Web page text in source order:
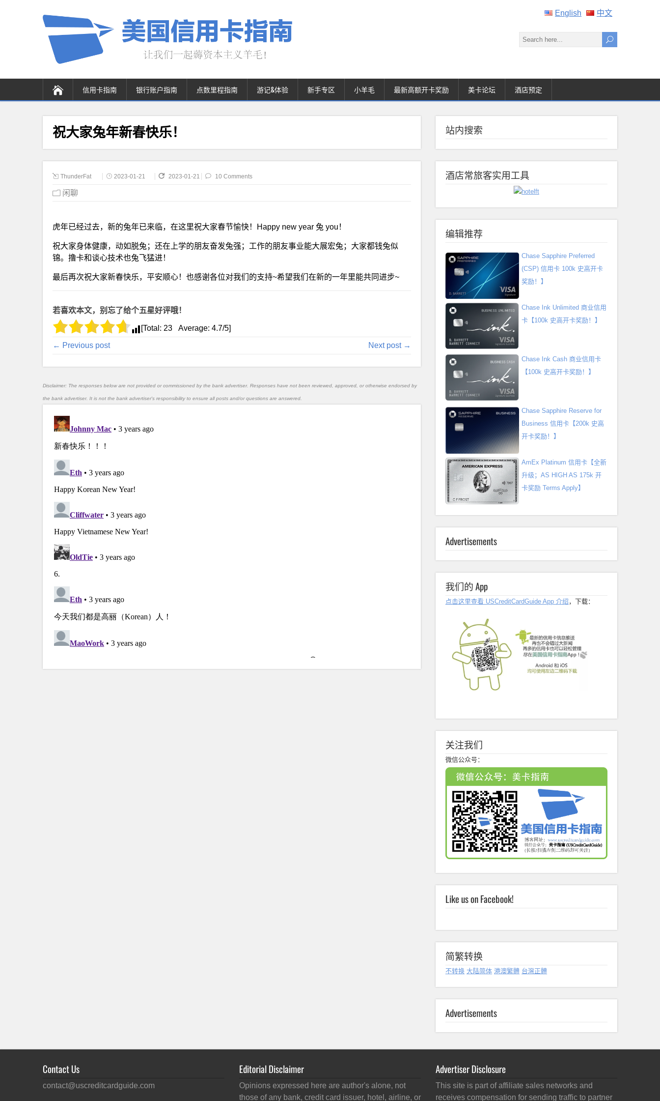
English 中文
信用卡指南 银行账户指南 点数里程指南 游记&体验 新手专区 小羊毛 最新高额开卡奖励 美卡论坛 酒店预定
祝大家兔年新春快乐！
ThunderFat 2023-01-21 2023-01-21 10 Comments
闲聊
虎年已经过去，新的兔年已来临，在这里祝大家春节愉快！Happy new year 兔 you！
祝大家身体健康，动如脱兔；还在上学的朋友奋发兔强；工作的朋友事业能大展宏兔；大家都钱兔似
锦。撸卡和谈心技术也兔飞猛进！
最后再次祝大家新春快乐，平安顺心！也感谢各位对我们的支持~希望我们在新的一年里能共同进步~
若喜欢本文，别忘了给个五星好评哦！
[Total: 23 Average: 4.7/5]
← Previous post Next post →
Disclaimer: The responses below are not provided or commissioned by the bank advertiser. Responses have not been reviewed, approved, or otherwise endorsed by
the bank advertiser. It is not the bank advertiser's responsibility to ensure all posts and/or questions are answered.
站内搜索
酒店常旅客实用工具
编辑推荐
Chase Sapphire Preferred
(CSP) 信用卡 100k 史高开卡
奖励！】
Chase Ink Unlimited 商业信用
卡【100k 史高开卡奖励！】
Chase Ink Cash 商业信用卡
【100k 史高开卡奖励！】
Chase Sapphire Reserve for
Business 信用卡【200k 史高
开卡奖励！】
AmEx Platinum 信用卡【全新
升级；AS HIGH AS 175k 开
卡奖励 Terms Apply】
Advertisements
我们的 App
点击这里查看 USCreditCardGuide App 介绍 ，下载：
关注我们
微信公众号：
Like us on Facebook!
简繁转换
不转换 大陆简体 港澳繁體 台灣正體
Advertisements
Contact Us
contact@uscreditcardguide.com
Editorial Disclaimer
Opinions expressed here are author's alone, not
those of any bank, credit card issuer, hotel, airline, or
Advertiser Disclosure
This site is part of affiliate sales networks and
receives compensation for sending traffic to partner